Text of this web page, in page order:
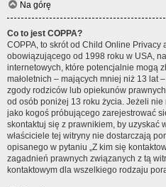
Na górę
Co to jest COPPA?
COPPA, to skrót od Child Online Privacy
obowiązującego od 1998 roku w USA,
internetowych, które potencjalnie mogą
małoletnich – mających mniej niż 13 lat
zgody rodziców lub opiekunów
od osób poniżej 13 roku życia. Jeżeli
jako kogoś próbującego zarejestrować
skontaktuj się z prawnikiem, by uzyskać
właściciele tej witryny nie dostarczają
opisanego w pytaniu „Z kim się
zagadnień prawnych związanych z tą
kontaktowym dla wszelkiego rodzaju